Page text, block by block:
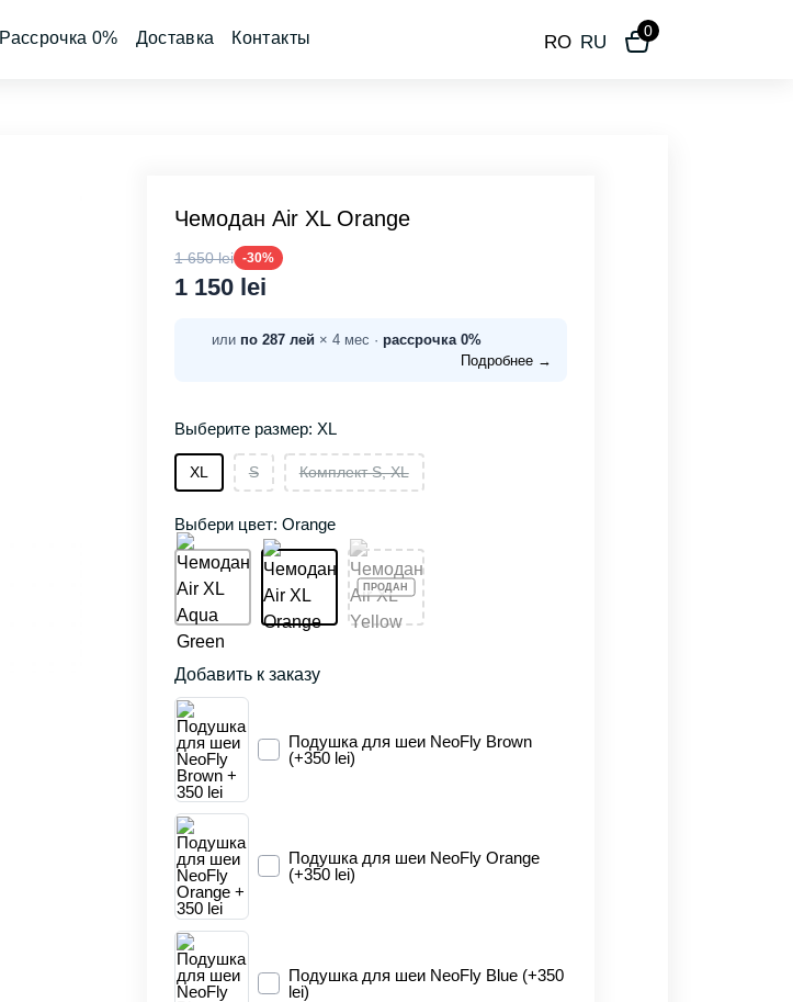
Рассрочка 0% Доставка Контакты RO RU
0
Чемодан Air XL Orange
1 650 lei -30%
1 150 lei
или по 287 лей × 4 мес · рассрочка 0%
Подробнее →
Выберите размер: XL
XL S Комплект S, XL
Выбери цвет: Orange
Добавить к заказу
Подушка для шеи NeoFly Brown
(+350 lei)
Подушка для шеи NeoFly Orange
(+350 lei)
Подушка для шеи NeoFly Blue (+350
lei)